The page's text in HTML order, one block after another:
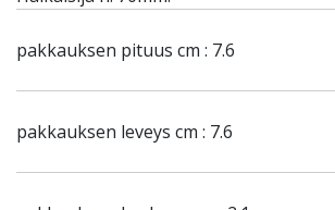
pakkauksen pituus cm : 7.6
pakkauksen leveys cm : 7.6